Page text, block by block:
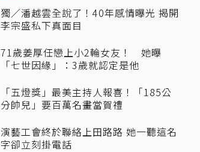
獨／潘越雲全說了！40年感情曝光 揭開
李宗盛私下真面目
71歲姜厚任戀上小2輪女友！ 她曝
「七世因緣」：3歲就認定是他
「五燈獎」最美主持人報喜！「185公
分帥兒」要百萬名畫當賀禮
演藝工會終於聯絡上田路路 她一聽這名
字卻立刻掛電話